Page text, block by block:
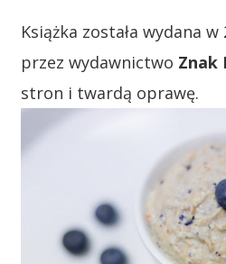
Książka została wydana
przez wydawnictwo Znak
stron i twardą oprawę.